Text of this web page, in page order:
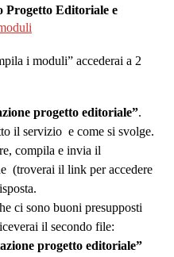
Progetto Editoriale e
i moduli” accederai a 2
progetto editoriale”.
il servizio e come si svolge.
compila e invia il
(troverai il link per accedere
ci sono buoni presupposti
il secondo file:
progetto editoriale”